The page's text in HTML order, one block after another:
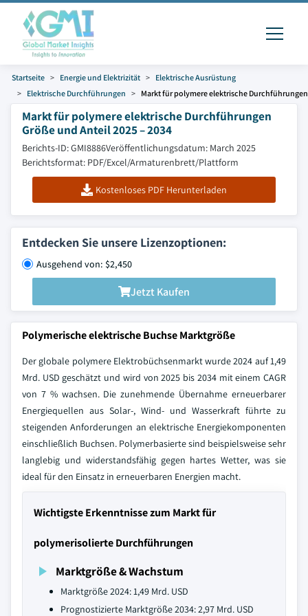
Startseite Energie und Elektrizität
Elektrische Ausrüstung
Elektrische Durchführungen
Markt für polymere elektrische Durchführungen
Markt für polymere elektrische Durchführungen
Größe und Anteil 2025 – 2034
Berichts-ID: GMI8886Veröffentlichungsdatum: March 2025
Berichtsformat: PDF/Excel/Armaturenbrett/Plattform
Kostenloses PDF Herunterladen
Entdecken Sie unsere Lizenzoptionen:
Ausgehend von: $2,450
Jetzt Kaufen
Polymerische elektrische Buchse Marktgröße
Der globale polymere Elektrobüchsenmarkt wurde 2024 auf 1,49
Mrd. USD geschätzt und wird von 2025 bis 2034 mit einem CAGR
von 7 % wachsen. Die zunehmende Übernahme erneuerbarer
Energiequellen aus Solar-, Wind- und Wasserkraft führte zu
steigenden Anforderungen an elektrische Energiekomponenten
einschließlich Buchsen. Polymerbasierte sind beispielsweise sehr
langlebig und widerstandsfähig gegen hartes Wetter, was sie
ideal für den Einsatz in erneuerbaren Energien macht.
Wichtigste Erkenntnisse zum Markt für
polymerisolierte Durchführungen
Marktgröße & Wachstum
Marktgröße 2024: 1,49 Mrd. USD
Prognostizierte Marktgröße 2034: 2,97 Mrd. USD